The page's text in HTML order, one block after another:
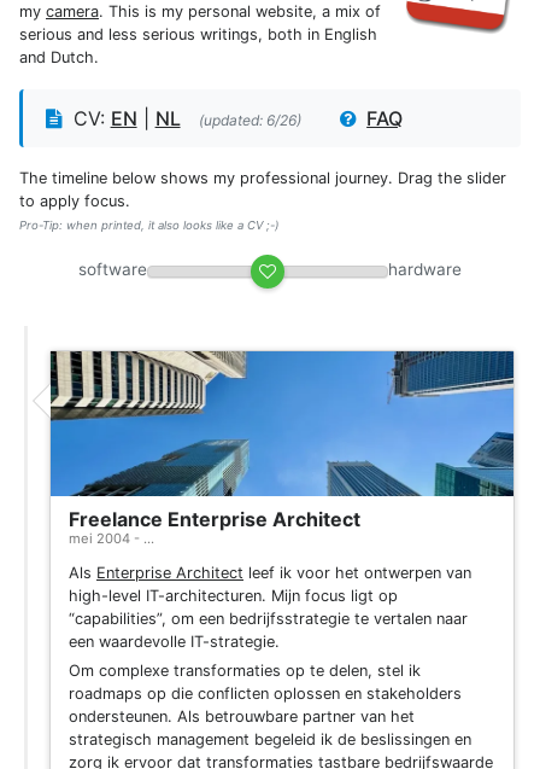
my camera. This is my personal website, a mix of
serious and less serious writings, both in English
and Dutch.
CV: EN NL (updated: 6/26) FAQ
The timeline below shows my professional journey. Drag the slider
to apply focus.
Pro-Tip: when printed, it also looks like a CV ;-)
software hardware
Freelance Enterprise Architect
mei 2004 - ...
Als Enterprise Architect leef ik voor het ontwerpen van
high-level IT-architecturen. Mijn focus ligt op
“capabilities”, om een bedrijfsstrategie te vertalen naar
een waardevolle IT-strategie.
Om complexe transformaties op te delen, stel ik
roadmaps op die conflicten oplossen en stakeholders
ondersteunen. Als betrouwbare partner van het
strategisch management begeleid ik de beslissingen en
zorg ik ervoor dat transformaties tastbare bedrijfswaarde